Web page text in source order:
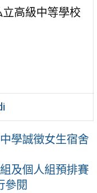
高級中等學校
學誠徵女生宿舍
及個人組預排賽
參閱